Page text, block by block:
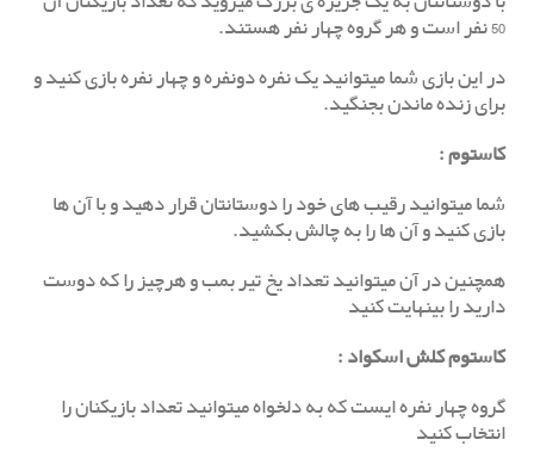
50 نفر است و هر گروه چهار نفر هستند.
در این بازی شما میتوانید یک نفره دونفره و چهار نفره بازی کنید و
برای زنده ماندن بجنگید.
کاستوم:
شما میتوانید رقیب های خود را دوستانتان قرار دهید و با آن ها
بازی کنید و آن ها را به چالش بکشید.
همچنین در آن میتوانید تعداد یخ تیر بمب و هرچیز را که دوست
دارید را بینهایت کنید
کاستوم کلش اسکواد :
گروه چهار نفره ایست که به دلخواه میتوانید تعداد بازیکنان را
انتخاب کنید